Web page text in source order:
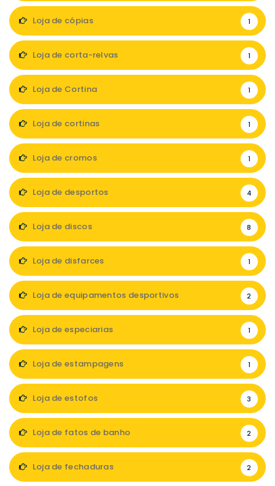
Loja de cópias 1
Loja de corta-relvas 1
Loja de Cortina 1
Loja de cortinas 1
Loja de cromos 1
Loja de desportos 4
Loja de discos 8
Loja de disfarces 1
Loja de equipamentos desportivos 2
Loja de especiarias 1
Loja de estampagens 1
Loja de estofos 3
Loja de fatos de banho 2
Loja de fechaduras 2